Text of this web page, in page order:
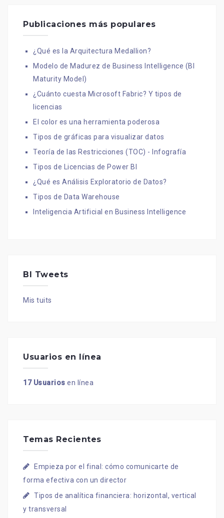
Publicaciones más populares
¿Qué es la Arquitectura Medallion?
Modelo de Madurez de Business Intelligence (BI
Maturity Model)
¿Cuánto cuesta Microsoft Fabric? Y tipos de
licencias
El color es una herramienta poderosa
Tipos de gráficas para visualizar datos
Teoría de las Restricciones (TOC) - Infografía
Tipos de Licencias de Power BI
¿Qué es Análisis Exploratorio de Datos?
Tipos de Data Warehouse
Inteligencia Artificial en Business Intelligence
BI Tweets
Mis tuits
Usuarios en línea
17 Usuarios en línea
Temas Recientes
Empieza por el final: cómo comunicarte de
forma efectiva con un director
Tipos de analítica financiera: horizontal, vertical
y transversal